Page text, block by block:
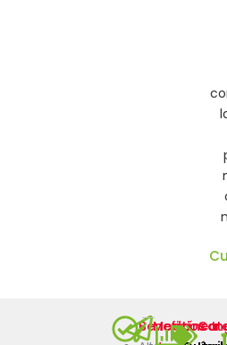
Beneficios
ModoLínea